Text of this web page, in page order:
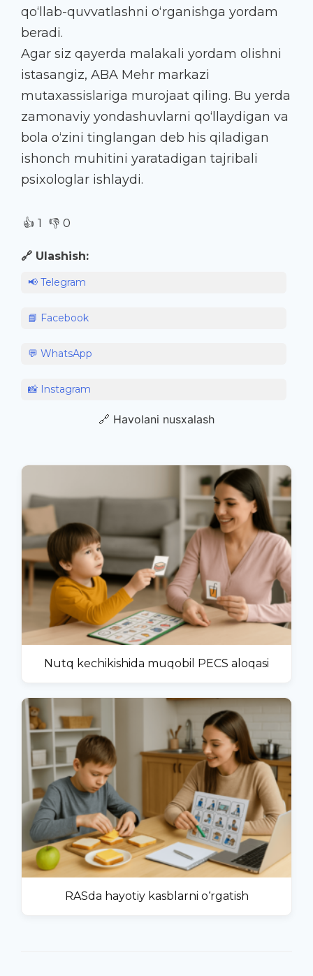
qo‘llab-quvvatlashni o‘rganishga yordam
beradi.
Agar siz qayerda malakali yordam olishni
istasangiz, ABA Mehr markazi
mutaxassislariga murojaat qiling. Bu yerda
zamonaviy yondashuvlarni qo‘llaydigan va
bola o‘zini tinglangan deb his qiladigan
ishonch muhitini yaratadigan tajribali
psixologlar ishlaydi.
👍 1 👎 0
🔗 Ulashish:
📢 Telegram
📘 Facebook
💬 WhatsApp
📸 Instagram
🔗 Havolani nusxalash
Nutq kechikishida muqobil PECS aloqasi
RASda hayotiy kasblarni o‘rgatish